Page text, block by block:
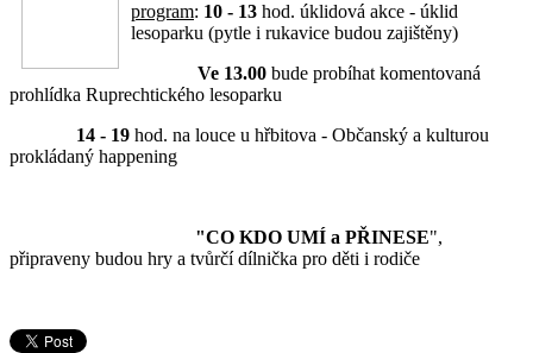
program: 10 - 13 hod. úklidová akce - úklid
lesoparku (pytle i rukavice budou zajištěny)
Ve 13.00 bude probíhat komentovaná
prohlídka Ruprechtického lesoparku
14 - 19 hod. na louce u hřbitova - Občanský a kulturou
prokládaný happening
"CO KDO UMÍ a PŘINESE",
připraveny budou hry a tvůrčí dílnička pro děti i rodiče